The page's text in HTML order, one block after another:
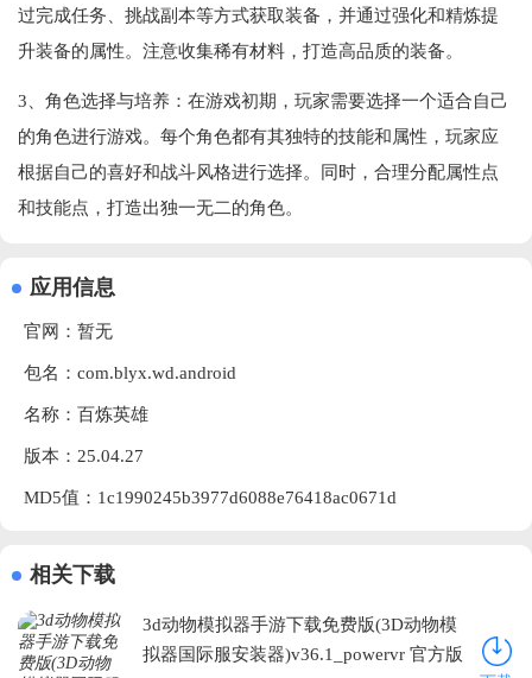
过完成任务、挑战副本等方式获取装备，并通过强化和精炼提
升装备的属性。注意收集稀有材料，打造高品质的装备。
3、角色选择与培养：在游戏初期，玩家需要选择一个适合自己
的角色进行游戏。每个角色都有其独特的技能和属性，玩家应
根据自己的喜好和战斗风格进行选择。同时，合理分配属性点
和技能点，打造出独一无二的角色。
应用信息
官网：暂无
包名：com.blyx.wd.android
名称：百炼英雄
版本：25.04.27
MD5值：1c1990245b3977d6088e76418ac0671d
相关下载
3d动物模拟器手游下载免费版(3D动物模
拟器国际服安装器)v36.1_powervr 官方版